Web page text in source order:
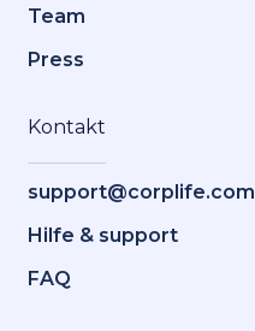
Team
Press
Kontakt
support@corplife.com
Hilfe & support
FAQ